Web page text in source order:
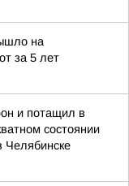
на
за 5 лет
и потащил в
состоянии
Челябинске